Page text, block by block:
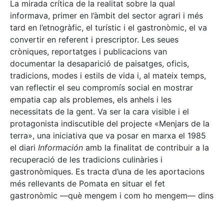
La mirada crítica de la realitat sobre la qual
informava, primer en l’àmbit del sector agrari i més
tard en l’etnogràfic, el turístic i el gastronòmic, el va
convertir en referent i prescriptor. Les seues
cròniques, reportatges i publicacions van
documentar la desaparició de paisatges, oficis,
tradicions, modes i estils de vida i, al mateix temps,
van reflectir el seu compromís social en mostrar
empatia cap als problemes, els anhels i les
necessitats de la gent. Va ser la cara visible i el
protagonista indiscutible del projecte «Menjars de la
terra», una iniciativa que va posar en marxa el 1985
el diari Información amb la finalitat de contribuir a la
recuperació de les tradicions culinàries i
gastronòmiques. Es tracta d’una de les aportacions
més rellevants de Pomata en situar el fet
gastronòmic —què mengem i com ho mengem— dins